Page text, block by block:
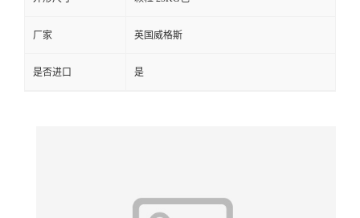
厂家 英国威格斯
是否进口 是